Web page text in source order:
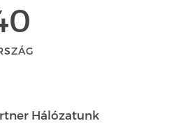
Hálózatunk